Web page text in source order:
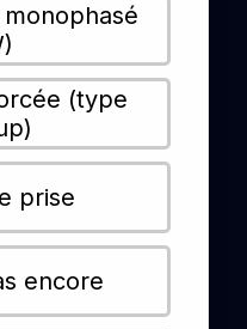
(type
prise
encore